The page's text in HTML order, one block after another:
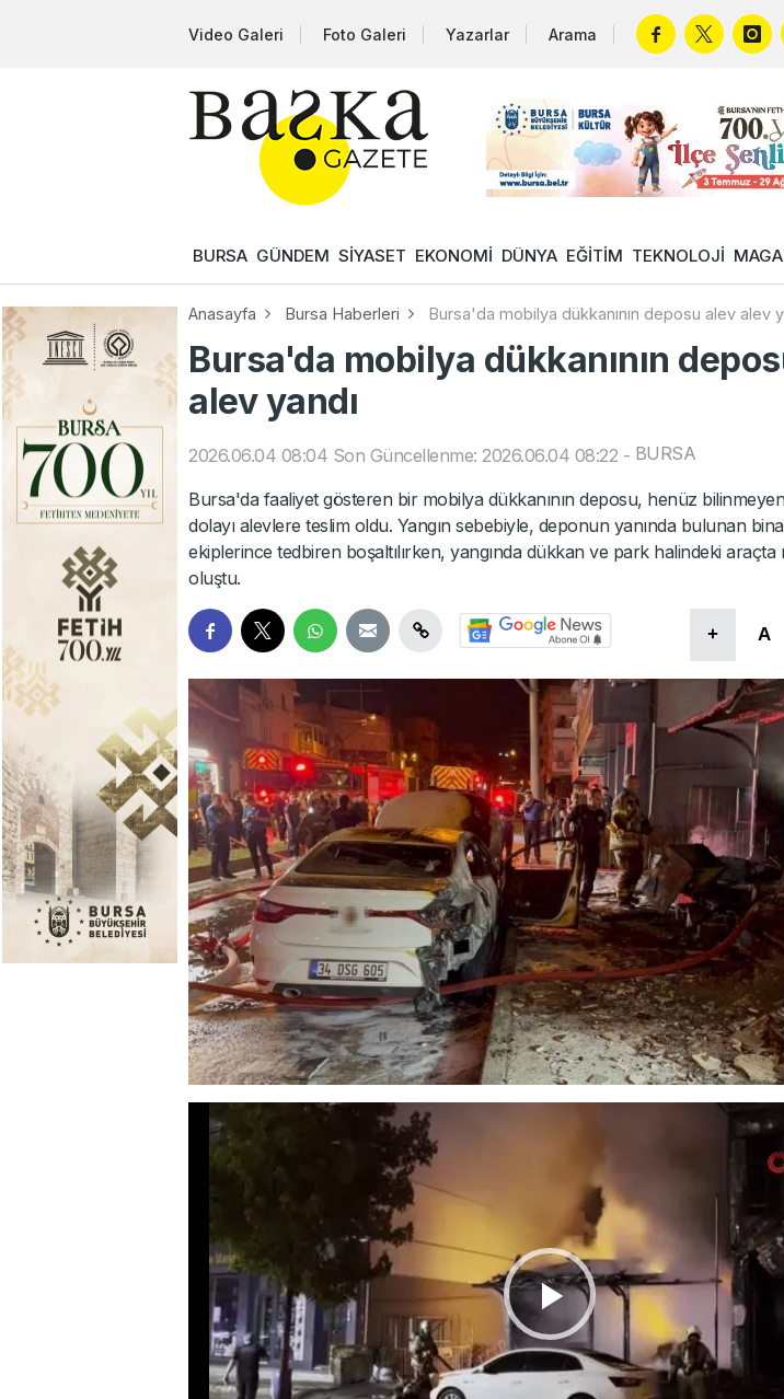
Video Galeri Foto Galeri Yazarlar Arama
BURSA GÜNDEM SİYASET EKONOMİ DÜNYA EĞİTİM TEKNOLOJİ
Anasayfa Bursa Haberleri Bursa'da mobilya dükkanının deposu alev alev
Bursa'da mobilya dükkanının
alev yandı
2026.06.04 08:04 Son Güncellenme: 2026.06.04 08:22 - BURSA
Bursa'da faaliyet gösteren bir mobilya dükkanının deposu, henüz
dolayı alevlere teslim oldu. Yangın sebebiyle, deponun yanında bulunan
ekiplerince tedbiren boşaltılırken, yangında dükkan ve park halindeki araçta
oluştu.
+ A